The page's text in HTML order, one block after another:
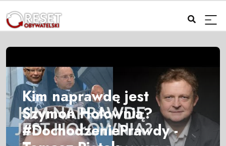
Kim naprawdę jest
Szymon Hołownia?
#DochodzeniePrawdy -